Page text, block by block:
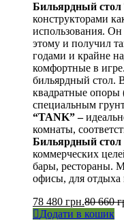
Бильярдный стол
конструкторами
использования.
этому и получил
годами и крайне
комфортные в игре.
бильярдный стол.
квадратные
специальным
“TANK” –
комнаты,
Бильярдный стол
коммерческих
бары, рестораны.
офисы, для отдыха
78 480 грн.80 660
Додати в кошик